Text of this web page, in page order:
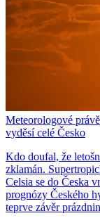
Meteorologové
vyděsí celé Česko
Kdo doufal, že
zklamán.
Celsia se do Česka
prognózy Českého
teprve závěr